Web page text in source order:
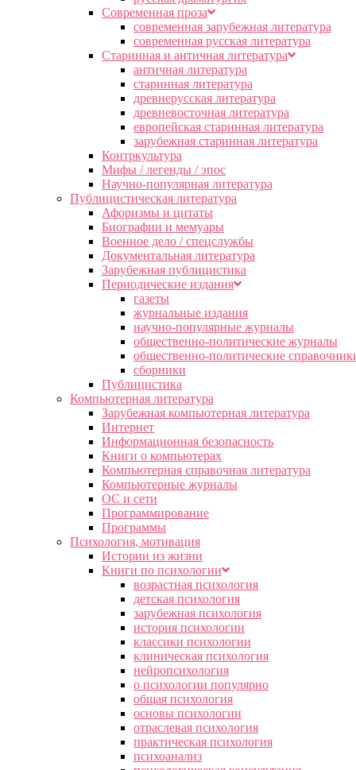
Современная проза
современная зарубежная литература
современная русская литература
Старинная и античная литература
античная литература
старинная литература
древнерусская литература
древневосточная литература
европейская старинная литература
зарубежная старинная литература
Контркультура
Мифы / легенды / эпос
Научно-популярная литература
Публицистическая литература
Афоризмы и цитаты
Биографии и мемуары
Военное дело / спецслужбы
Документальная литература
Зарубежная публицистика
Периодические издания
газеты
журнальные издания
научно-популярные журналы
общественно-политические журналы
общественно-политические
сборники
Публицистика
Компьютерная литература
Зарубежная компьютерная литература
Интернет
Информационная безопасность
Книги о компьютерах
Компьютерная справочная литература
Компьютерные журналы
ОС и сети
Программирование
Программы
Психология, мотивация
Истории из жизни
Книги по психологии
возрастная психология
детская психология
зарубежная психология
история психологии
классики психологии
клиническая психология
нейропсихология
о психологии популярно
общая психология
основы психологии
отраслевая психология
практическая психология
психоанализ